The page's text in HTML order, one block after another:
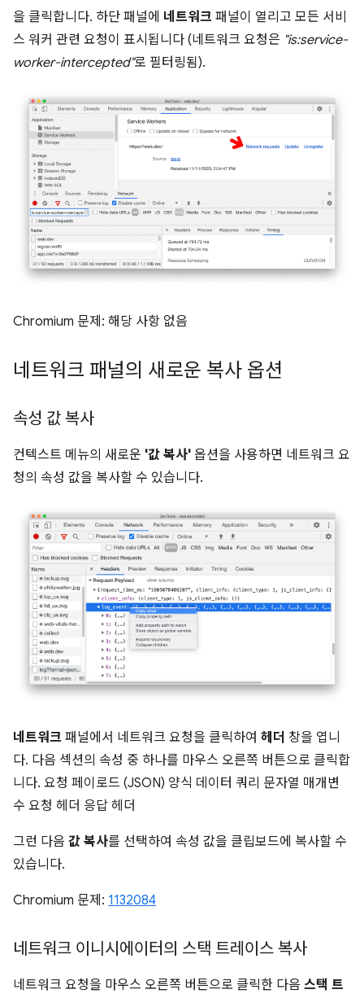
을 클릭합니다. 하단 패널에 네트워크 패널이 열리고 모든 서비
스 워커 관련 요청이 표시됩니다 (네트워크 요청은 "is:service-
worker-intercepted"로 필터링됨).
Chromium 문제: 해당 사항 없음
네트워크 패널의 새로운 복사 옵션
속성 값 복사
컨텍스트 메뉴의 새로운 '값 복사' 옵션을 사용하면 네트워크 요
청의 속성 값을 복사할 수 있습니다.
네트워크 패널에서 네트워크 요청을 클릭하여 헤더 창을 엽니
다. 다음 섹션의 속성 중 하나를 마우스 오른쪽 버튼으로 클릭합
니다. 요청 페이로드 (JSON) 양식 데이터 쿼리 문자열 매개변
수 요청 헤더 응답 헤더
그런 다음 값 복사를 선택하여 속성 값을 클립보드에 복사할 수
있습니다.
Chromium 문제: 1132084
네트워크 이니시에이터의 스택 트레이스 복사
네트워크 요청을 마우스 오른쪽 버튼으로 클릭한 다음 스택 트